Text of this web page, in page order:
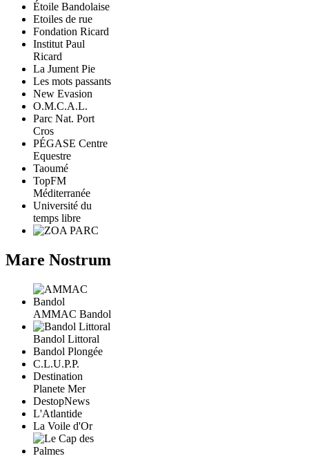
Étoile Bandolaise
Etoiles de rue
Fondation Ricard
Institut Paul
Ricard
La Jument Pie
Les mots passants
New Evasion
O.M.C.A.L.
Parc Nat. Port
Cros
PÉGASE Centre
Equestre
Taoumé
TopFM
Méditerranée
Université du
temps libre
Mare Nostrum
AMMAC Bandol
Bandol Littoral
Bandol Plongée
C.L.U.P.P.
Destination
Planete Mer
DestopNews
L'Atlantide
La Voile d'Or